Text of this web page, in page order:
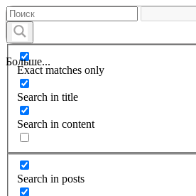
Больше...
Exact matches only
Search in title
Search in content
Search in posts